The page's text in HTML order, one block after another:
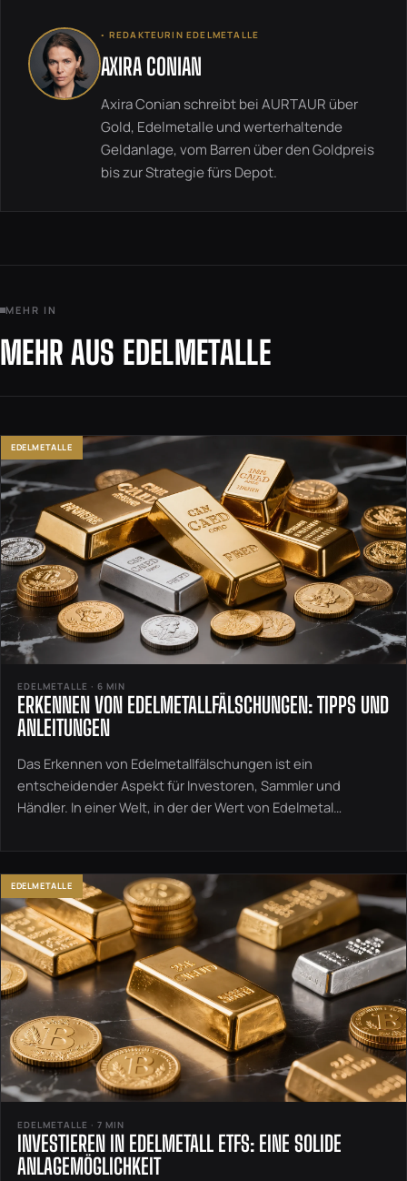
◦ REDAKTEURIN EDELMETALLE
AXIRA CONIAN
Axira Conian schreibt bei AURTAUR über
Gold, Edelmetalle und werterhaltende
Geldanlage, vom Barren über den Goldpreis
bis zur Strategie fürs Depot.
MEHR IN
MEHR AUS EDELMETALLE
EDELMETALLE
EDELMETALLE · 6 MIN
ERKENNEN VON EDELMETALLFÄLSCHUNGEN: TIPPS UND
ANLEITUNGEN
Das Erkennen von Edelmetallfälschungen ist ein
entscheidender Aspekt für Investoren, Sammler und
Händler. In einer Welt, in der der Wert von Edelmetal…
EDELMETALLE
EDELMETALLE · 7 MIN
INVESTIEREN IN EDELMETALL ETFS: EINE SOLIDE
ANLAGEMÖGLICHKEIT